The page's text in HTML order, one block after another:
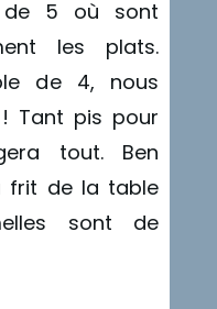
5 où sont
les plats.
de 4, nous
Tant pis pour
tout. Ben
frit de la table
sont de